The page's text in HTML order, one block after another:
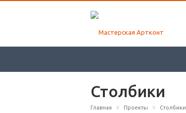
Столбики
Главная Проекты Столбики